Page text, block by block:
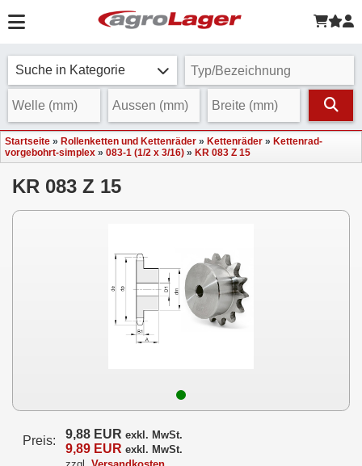
Suche in Kategorie
Startseite » Rollenketten und Kettenräder » Kettenräder » Kettenrad-
vorgebohrt-simplex » 083-1 (1/2 x 3/16) » KR 083 Z 15
KR 083 Z 15
Preis: 9,88 EUR exkl. MwSt.
9,89 EUR exkl. MwSt.